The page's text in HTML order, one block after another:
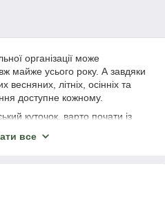
організації може
майже усього року. А завдяки
весняних, літніх, осінніх та
доступне кожному.
куточок, варто почати із
Їх вирощувати зовсім не
все